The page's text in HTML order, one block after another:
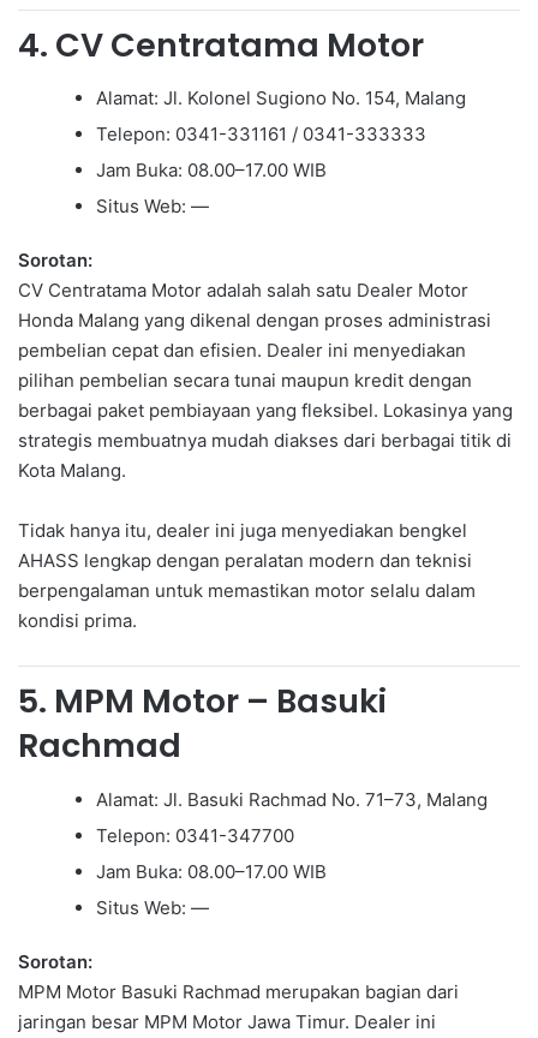
4. CV Centratama Motor
Alamat: Jl. Kolonel Sugiono No. 154, Malang
Telepon: 0341-331161 / 0341-333333
Jam Buka: 08.00–17.00 WIB
Situs Web: —
Sorotan:
CV Centratama Motor adalah salah satu Dealer Motor
Honda Malang yang dikenal dengan proses administrasi
pembelian cepat dan efisien. Dealer ini menyediakan
pilihan pembelian secara tunai maupun kredit dengan
berbagai paket pembiayaan yang fleksibel. Lokasinya yang
strategis membuatnya mudah diakses dari berbagai titik di
Kota Malang.
Tidak hanya itu, dealer ini juga menyediakan bengkel
AHASS lengkap dengan peralatan modern dan teknisi
berpengalaman untuk memastikan motor selalu dalam
kondisi prima.
5. MPM Motor – Basuki
Rachmad
Alamat: Jl. Basuki Rachmad No. 71–73, Malang
Telepon: 0341-347700
Jam Buka: 08.00–17.00 WIB
Situs Web: —
Sorotan:
MPM Motor Basuki Rachmad merupakan bagian dari
jaringan besar MPM Motor Jawa Timur. Dealer ini